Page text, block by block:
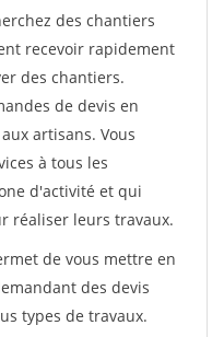
des chantiers
recevoir rapidement
des chantiers.
de devis en
artisans. Vous
à tous les
d'activité et qui
réaliser leurs travaux.
de vous mettre en
des devis
types de travaux.